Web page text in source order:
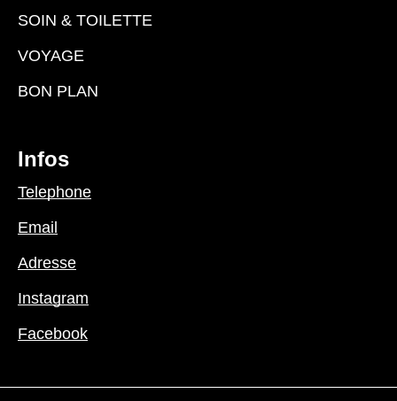
SOIN & TOILETTE
VOYAGE
BON PLAN
Infos
Telephone
Email
Adresse
Instagram
Facebook